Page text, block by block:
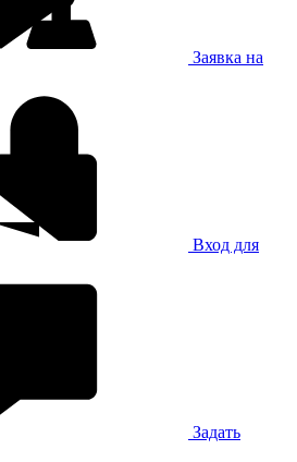
Заявка на
Вход для
Задать